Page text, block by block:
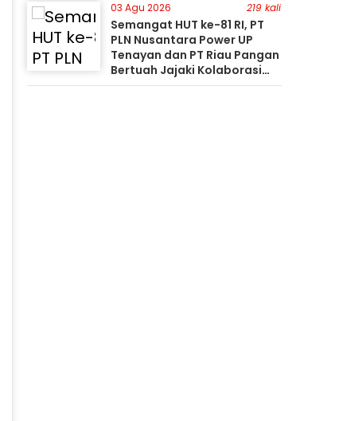
03 Agu 2026 219 kali
Semangat HUT ke-81 RI, PT
PLN Nusantara Power UP
Tenayan dan PT Riau Pangan
Bertuah Jajaki Kolaborasi
Pemanfaatan Limbah FABA